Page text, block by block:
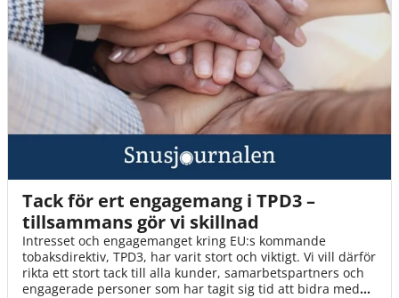
Tack för ert engagemang i TPD3 –
tillsammans gör vi skillnad
Intresset och engagemanget kring EU:s kommande
tobaksdirektiv, TPD3, har varit stort och viktigt. Vi vill därför
rikta ett stort tack till alla kunder, samarbetspartners och
engagerade personer som har tagit sig tid att bidra med